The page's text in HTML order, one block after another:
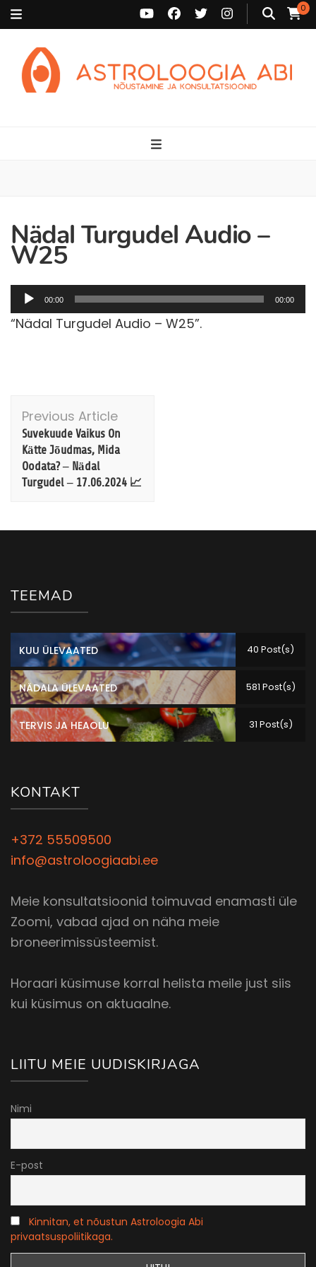
0
Nädal Turgudel Audio –
W25
Audioesitaja
00:00 00:00
“Nädal Turgudel Audio – W25”.
Post
Navigation
Previous Article
Suvekuude Vaikus On
Kätte Jõudmas, Mida
Oodata? – Nädal
Turgudel – 17.06.2024 📈
TEEMAD
KUU ÜLEVAATED 40 Post(s)
NÄDALA ÜLEVAATED 581 Post(s)
TERVIS JA HEAOLU 31 Post(s)
KONTAKT
+372 55509500
info@astroloogiaabi.ee
Meie konsultatsioonid toimuvad enamasti üle
Zoomi, vabad ajad on näha meie
broneerimissüsteemist.
Horaari küsimuse korral helista meile just siis
kui küsimus on aktuaalne.
LIITU MEIE UUDISKIRJAGA
Nimi
E-post
Kinnitan, et nõustun Astroloogia Abi
privaatsuspoliitikaga.